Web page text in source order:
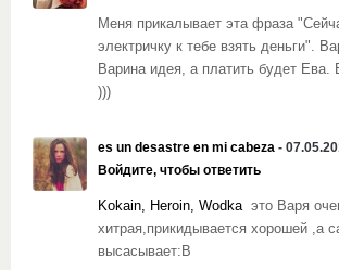
Меня прикалывает эта фраза
электричку к тебе взять деньги".
Варина идея, а платить будет Ева.
)))
es un desastre en mi cabeza -
Войдите, чтобы ответить
Kokain, Heroin, Wodkaэто Варя
хитрая,прикидывается хорошей ,а
высасывает:В